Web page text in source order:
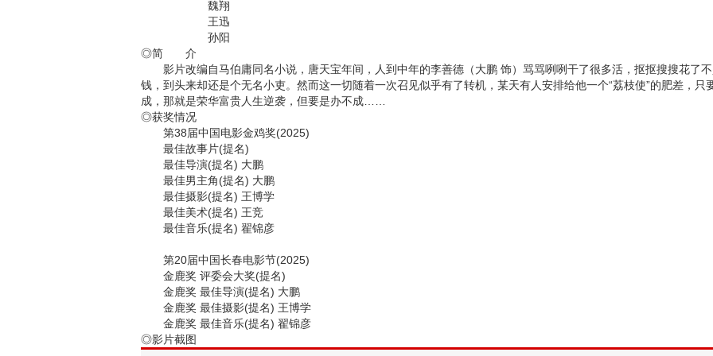
魏翔
王迅
孙阳
◎简 介
影片改编自马伯庸同名小说，唐天宝年间，人到中年的李善德（大鹏 饰）骂骂咧咧干了很多活，抠抠搜搜花了
钱，到头来却还是个无名小吏。然而这一切随着一次召见似乎有了转机，某天有人安排给他一个“荔枝使”的肥差，只
成，那就是荣华富贵人生逆袭，但要是办不成……
◎获奖情况
第38届中国电影金鸡奖(2025)
最佳故事片(提名)
最佳导演(提名) 大鹏
最佳男主角(提名) 大鹏
最佳摄影(提名) 王博学
最佳美术(提名) 王竞
最佳音乐(提名) 翟锦彦
第20届中国长春电影节(2025)
金鹿奖 评委会大奖(提名)
金鹿奖 最佳导演(提名) 大鹏
金鹿奖 最佳摄影(提名) 王博学
金鹿奖 最佳音乐(提名) 翟锦彦
◎影片截图